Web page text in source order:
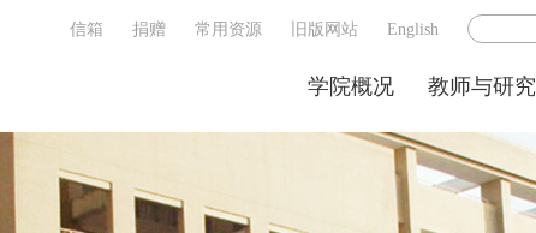
信箱 捐赠 常用资源 旧版网站 English
学院概况 教师与研究